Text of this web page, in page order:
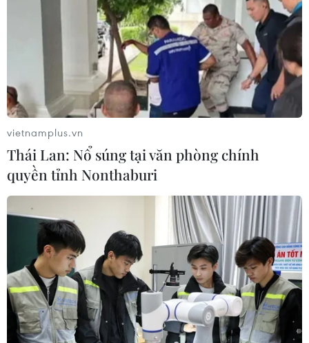
Ủy ban Thường vụ QH: Ứng dụng mạnh mẽ
chuyển đổi số trong hoạt động giám sát
TIN LIÊN QUAN
vietnamplus.vn
Thái Lan: Nổ súng tại văn phòng chính
quyền tỉnh Nonthaburi